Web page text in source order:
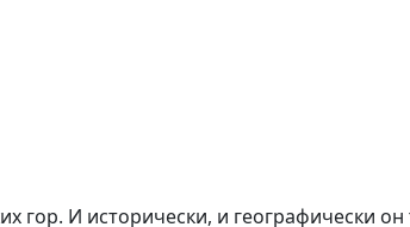
гор. И исторически, и географически